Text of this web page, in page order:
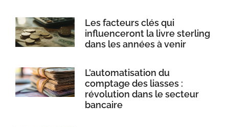
Les facteurs clés qui
influenceront la livre sterling
dans les années à venir
L’automatisation du
comptage des liasses :
révolution dans le secteur
bancaire